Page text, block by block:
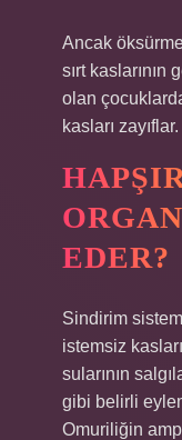
Ancak
sırt kaslarının
olan
kasları zayıflar.
EDER?
Sindirim
istemsiz
sularının
gibi belirli
Omuriliğin